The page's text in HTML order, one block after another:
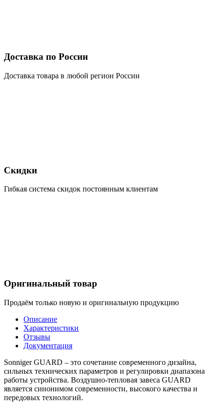
Доставка по России
Доставка товара в любой регион России
Скидки
Гибкая система скидок постоянным клиентам
Оригинальный товар
Продаём только новую и оригинальную продукцию
Описание
Характеристики
Отзывы
Документация
Sonniger GUARD – это сочетание современного дизайна,
сильных технических параметров и регулировки диапазона
работы устройства. Воздушно-тепловая завеса GUARD
является синонимом современности, высокого качества и
передовых технологий.